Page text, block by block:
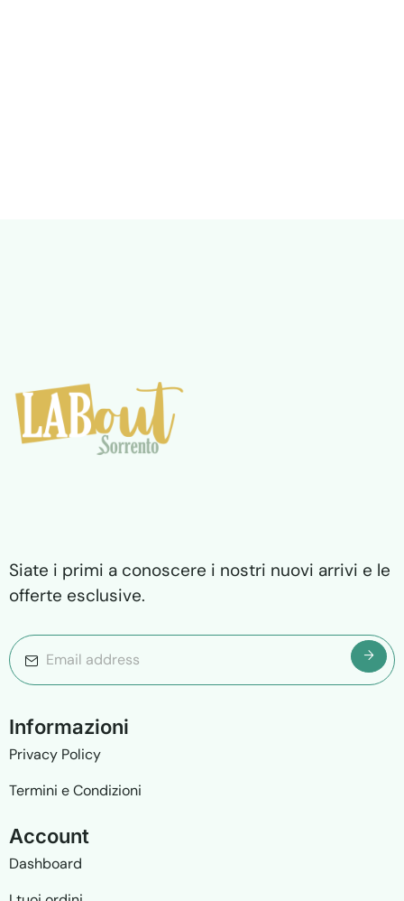
Siate i primi a conoscere i nostri nuovi arrivi e le
offerte esclusive.
Informazioni
Privacy Policy
Termini e Condizioni
Account
Dashboard